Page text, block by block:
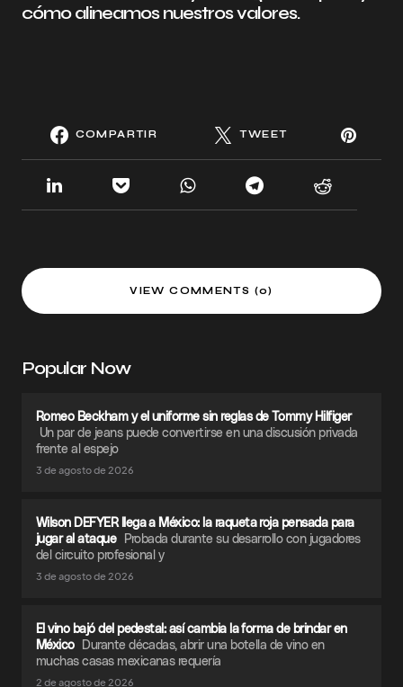
cómo alineamos nuestros valores.
COMPARTIR TWEET
VIEW COMMENTS (0)
Popular Now
Romeo Beckham y el uniforme sin reglas de Tommy Hilfiger
Un par de jeans puede convertirse en una discusión privada
frente al espejo
3 de agosto de 2026
Wilson DEFYER llega a México: la raqueta roja pensada para
jugar al ataque Probada durante su desarrollo con jugadores
del circuito profesional y
3 de agosto de 2026
El vino bajó del pedestal: así cambia la forma de brindar en
México Durante décadas, abrir una botella de vino en
muchas casas mexicanas requería
2 de agosto de 2026